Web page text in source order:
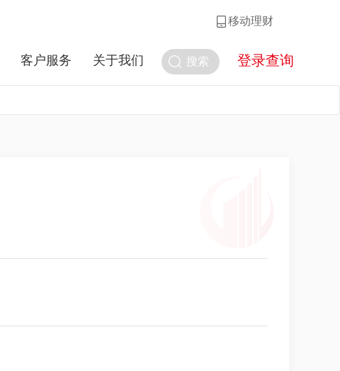
移动理财
搜索 登录查询
客户服务 关于我们